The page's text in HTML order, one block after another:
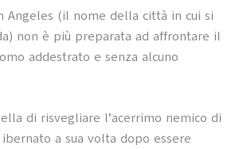
Angeles (il nome della città in cui si
non è più preparata ad affrontare il
addestrato e senza alcuno
di risvegliare l’acerrimo nemico di
a sua volta dopo essere